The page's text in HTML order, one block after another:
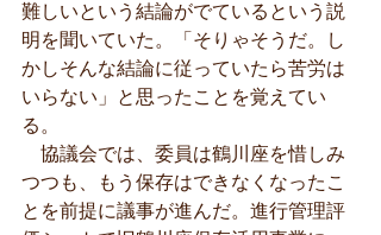
難しいという結論がでているという説
明を聞いていた。「そりゃそうだ。し
かしそんな結論に従っていたら苦労は
いらない」と思ったことを覚えてい
る。
協議会では、委員は鶴川座を惜しみ
つつも、もう保存はできなくなったこ
とを前提に議事が進んだ。進行管理評